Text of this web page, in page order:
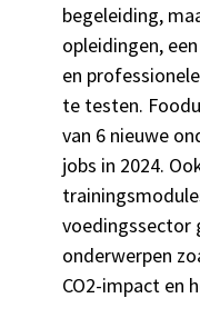
begeleiding,
opleidingen,
en
te testen.
van 6 nieuwe
jobs in 2024.
voedingssector
onderwerpen
CO2-impact en